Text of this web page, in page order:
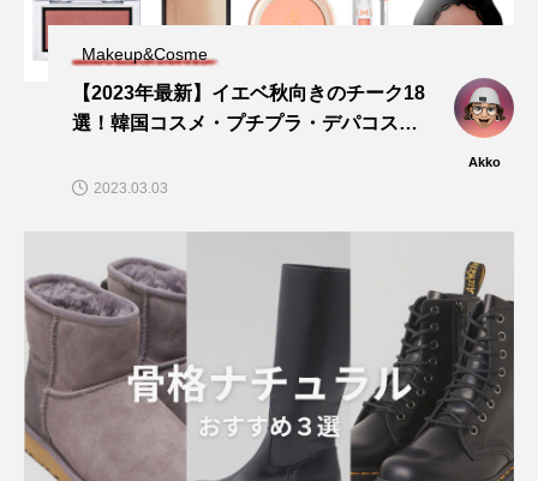
Makeup&Cosme
【2023年最新】イエベ秋向きのチーク18
選！韓国コスメ・プチプラ・デパコス…
Akko
2023.03.03